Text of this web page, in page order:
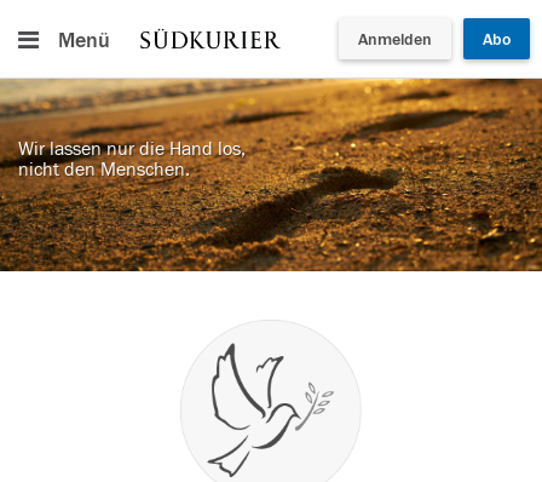
Menü Anmelden Abo
Wir lassen nur die Hand los,
nicht den Menschen.